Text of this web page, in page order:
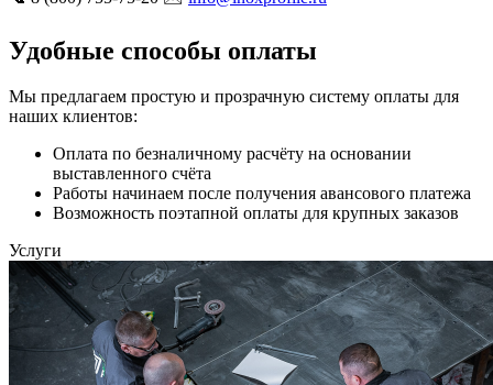
Удобные способы оплаты
Мы предлагаем простую и прозрачную систему оплаты для
наших клиентов:
Оплата по безналичному расчёту на основании
выставленного счёта
Работы начинаем после получения авансового платежа
Возможность поэтапной оплаты для крупных заказов
Услуги